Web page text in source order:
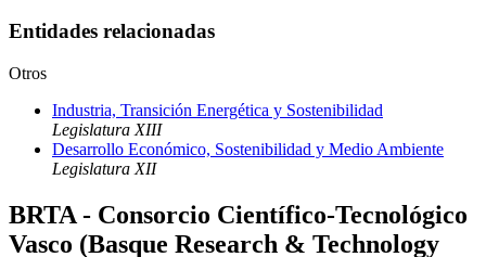
Entidades relacionadas
Otros
Industria, Transición Energética y Sostenibilidad
Legislatura XIII
Desarrollo Económico, Sostenibilidad y Medio Ambiente
Legislatura XII
BRTA - Consorcio Científico-Tecnológico
Vasco (Basque Research & Technology